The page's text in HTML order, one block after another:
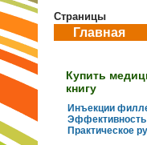
Страницы
Главная
Купить
книгу
Инъекции
Эффективность
Практическое